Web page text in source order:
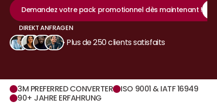
Demandez votre pack promotionnel dès maintenant !﻿
DIREKT ANFRAGEN
DIREKT ANFRAGEN
Plus de 250 clients satisfaits
3M PREFERRED CONVERTER
ISO 9001 & IATF 16949
90+ JAHRE ERFAHRUNG